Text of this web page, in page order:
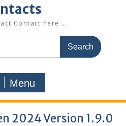
Contact here …
Menu
2024 Version 1.9.0